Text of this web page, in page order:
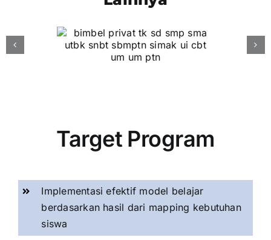
Target Program
Implementasi efektif model belajar
berdasarkan hasil dari mapping kebutuhan
siswa